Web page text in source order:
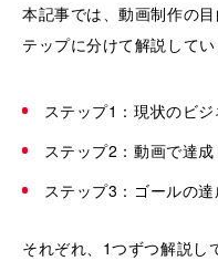
本記事では、動画制作の
テップに分けて解説してい
ステップ1：現状のビ
ステップ2：動画で達
ステップ3：ゴールの
それぞれ、1つずつ解説し